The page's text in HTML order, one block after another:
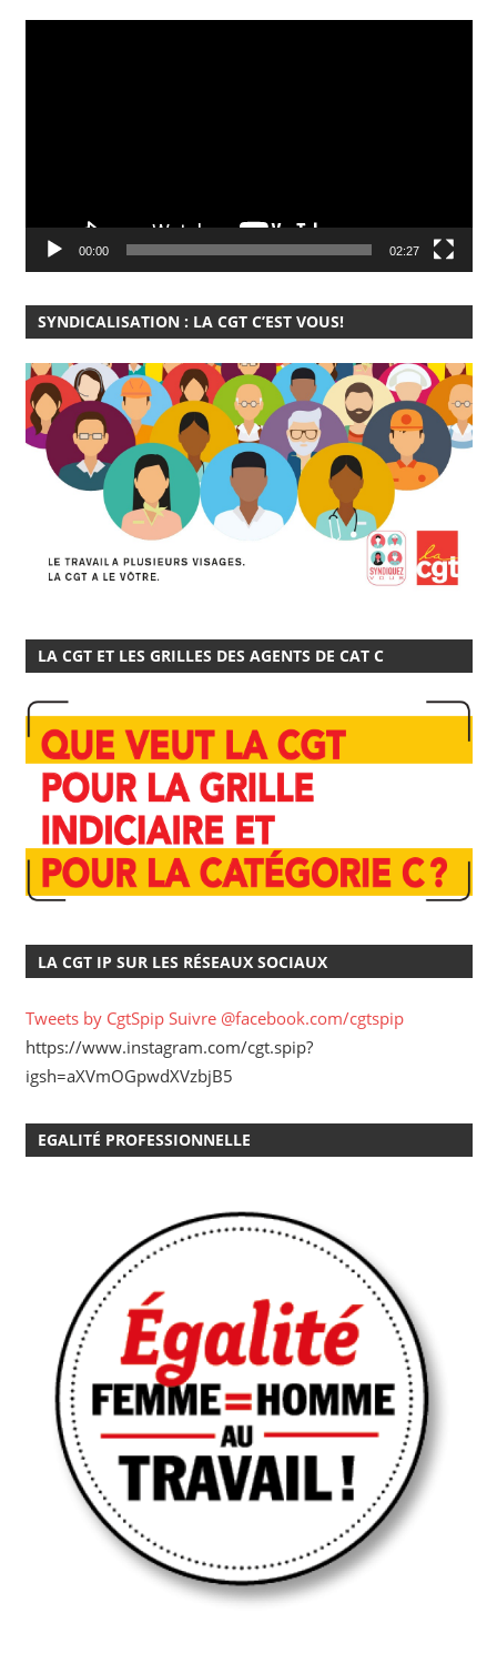
00:00 02:27
SYNDICALISATION : LA CGT C’EST VOUS!
LA CGT ET LES GRILLES DES AGENTS DE CAT C
LA CGT IP SUR LES RÉSEAUX SOCIAUX
Tweets by CgtSpip Suivre @facebook.com/cgtspip
https://www.instagram.com/cgt.spip?
igsh=aXVmOGpwdXVzbjB5
EGALITÉ PROFESSIONNELLE